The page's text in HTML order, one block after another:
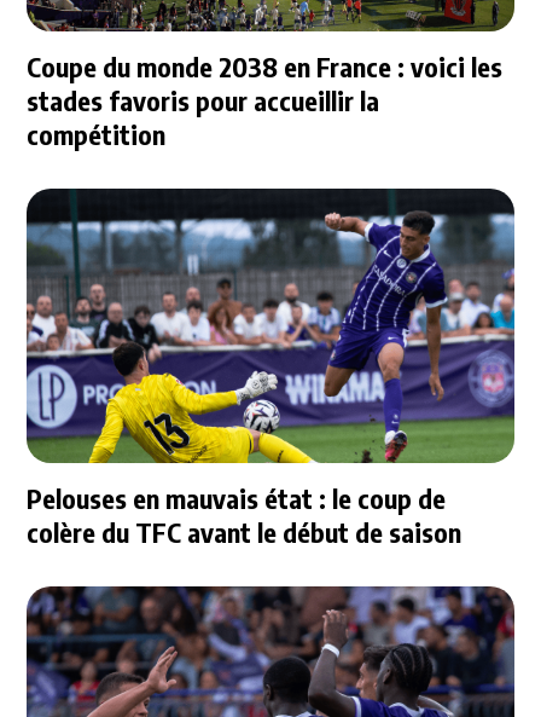
Coupe du monde 2038 en France : voici les
stades favoris pour accueillir la
compétition
Pelouses en mauvais état : le coup de
colère du TFC avant le début de saison